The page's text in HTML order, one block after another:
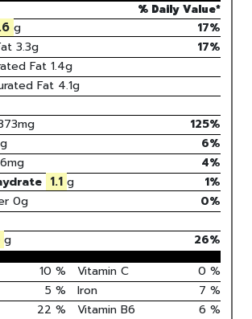
% Daily Value*
g
17%
3.3g 17%
Fat 1.4g
Fat 4.1g
mg 125%
6%
mg 4%
1.1 g 1%
0g
0%
g 26%
10 % Vitamin C 0 %
5 % Iron 7 %
22 % Vitamin B6 6 %